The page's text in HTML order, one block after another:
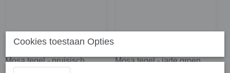
Mosa tegel - pruisisch
Mosa tegel - jade groen
Cookies toestaan Opties